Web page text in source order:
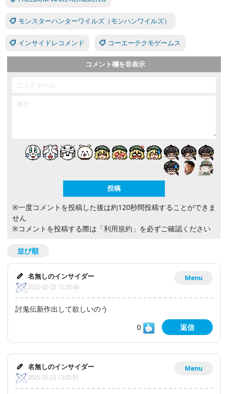
モンスターハンターワイルズ（モンハンワイルズ）
インサイドレコメンド コーエーテクモゲームス
コメント欄を非表示
※一度コメントを投稿した後は約120秒間投稿することができま
せん
※コメントを投稿する際は 「利用規約」 を必ずご確認ください
並び順
Menu
名無しのインサイダー
2025-02-23 15:30:40
討鬼伝新作出して欲しいのう
0
返信
Menu
名無しのインサイダー
2025-02-23 13:05:51